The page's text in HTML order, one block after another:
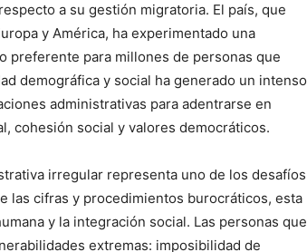
a su gestión migratoria. El país, que
y América, ha experimentado una
para millones de personas que
demográfica y social ha generado un intenso
administrativas para adentrarse en
cohesión social y valores democráticos.
irregular representa uno de los desafíos
las cifras y procedimientos burocráticos, esta
y la integración social. Las personas que
extremas: imposibilidad de